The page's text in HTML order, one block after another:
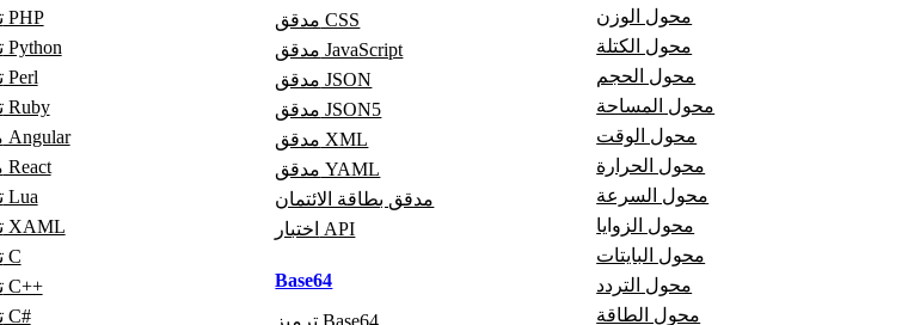
تنسيق PHP
تنسيق Python
تنسيق Perl
تنسيق Ruby
منسّق Angular
منسّق React
تنسيق Lua
تنسيق XAML
تنسيق C
تنسيق C++
تنسيق C#
مدقق CSS
مدقق JavaScript
مدقق JSON
مدقق JSON5
مدقق XML
مدقق YAML
مدقق بطاقة الائتمان
اختبار API
Base64
محول الوزن
محول الكتلة
محول الحجم
محول المساحة
محول الوقت
محول الحرارة
محول السرعة
محول الزوايا
محول البايتات
محول التردد
محول الطاقة